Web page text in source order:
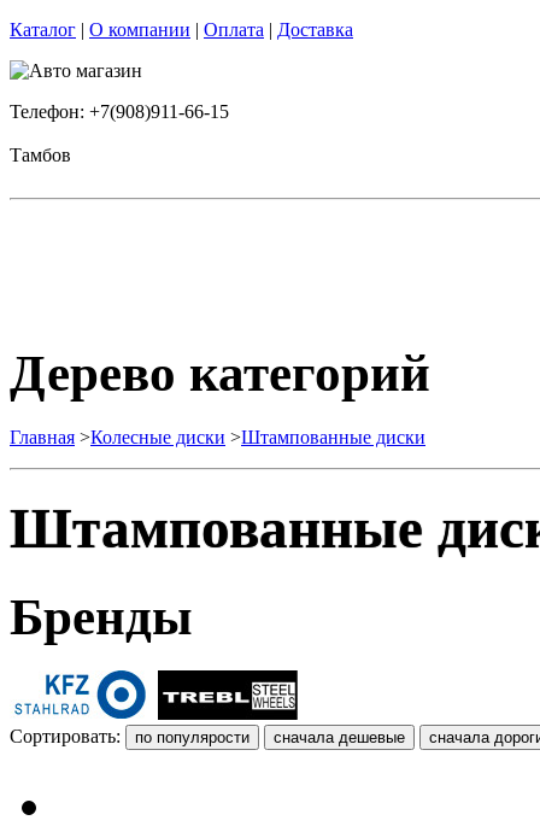
Каталог | О компании | Оплата | Доставка
Телефон: +7(908)911-66-15
Тамбов
Дерево категорий
Главная >Колесные диски >Штампованные диски
Штампованные
Бренды
Сортировать: